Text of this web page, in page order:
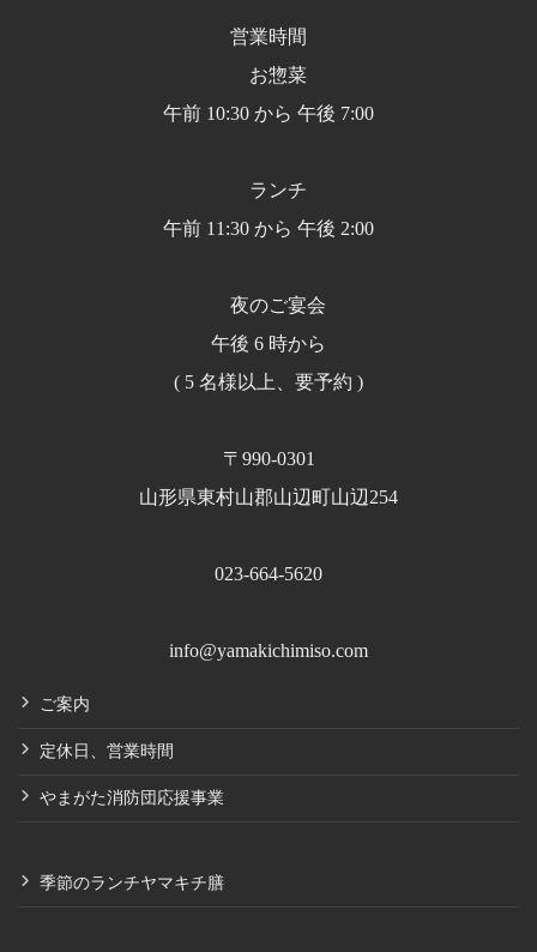
営業時間
お惣菜
午前 10:30 から 午後 7:00
ランチ
午前 11:30 から 午後 2:00
夜のご宴会
午後 6 時から
( 5 名様以上、要予約 )
〒990-0301
山形県東村山郡山辺町山辺254
023-664-5620
info@yamakichimiso.com
ご案内
定休日、営業時間
やまがた消防団応援事業
季節のランチヤマキチ膳